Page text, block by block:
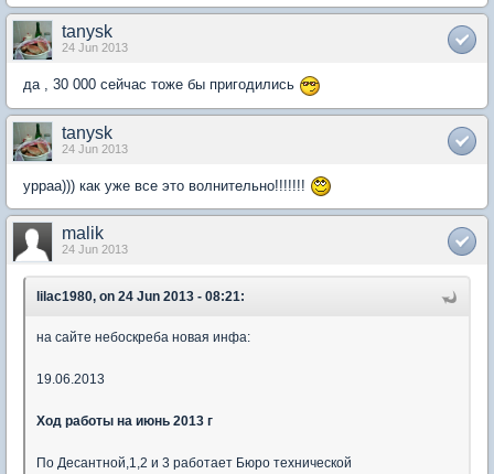
tanysk
24 Jun 2013
да , 30 000 сейчас тоже бы пригодились
tanysk
24 Jun 2013
урраа))) как уже все это волнительно!!!!!!!
malik
24 Jun 2013
lilac1980, on 24 Jun 2013 - 08:21:
на сайте небоскреба новая инфа:
19.06.2013
Ход работы на июнь 2013 г
По Десантной,1,2 и 3 работает Бюро технической